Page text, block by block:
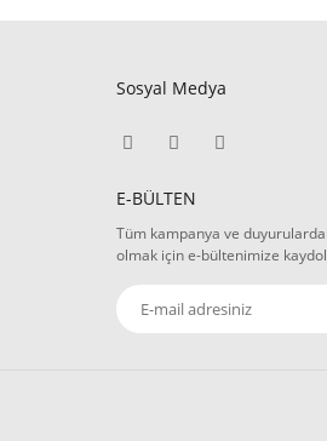
Sosyal Medya
E-BÜLTEN
Tüm kampanya ve
olmak için e-bültenimize